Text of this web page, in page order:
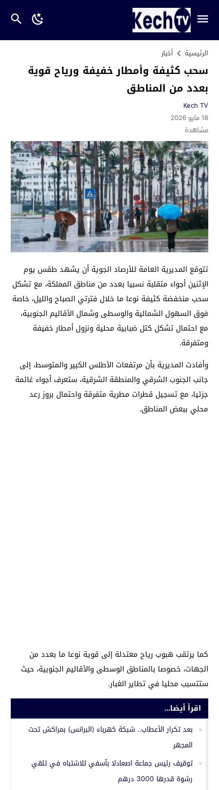
الرئيسية أخبار
سحب كثيفة وأمطار خفيفة ورياح قوية
بعدد من المناطق
Kech TV
18 مايو 2026
مشاهدة
تتوقع المديرية العامة للأرصاد الجوية أن يشهد طقس يوم
الإثنين أجواء متقلبة نسبيا بعدد من مناطق المملكة، مع تشكل
سحب منخفضة كثيفة نوعا ما خلال فترتي الصباح والليل، خاصة
فوق السهول الشمالية والوسطى وشمال الأقاليم الجنوبية،
مع احتمال تشكل كتل ضبابية محلية ونزول أمطار خفيفة
ومتفرقة.
وأفادت المديرية بأن مرتفعات الأطلس الكبير والمتوسط، إلى
جانب الجنوب الشرقي والمنطقة الشرقية، ستعرف أجواء غائمة
جزئيا، مع تسجيل قطرات مطرية متفرقة واحتمال بروز رعد
محلي ببعض المناطق.
كما يرتقب هبوب رياح معتدلة إلى قوية نوعا ما بعدد من
الجهات، خصوصا بالمناطق الوسطى والأقاليم الجنوبية، حيث
ستتسبب محليا في تطاير الغبار.
اقرأ أيضا...
بعد تكرار الأعطاب.. شبكة كهرباء (البرانس) بمراكش تحت
المجهر
توقيف رئيس جماعة اصعادلا بآسفي للاشتباه في تلقي
رشوة قدرها 3000 درهم